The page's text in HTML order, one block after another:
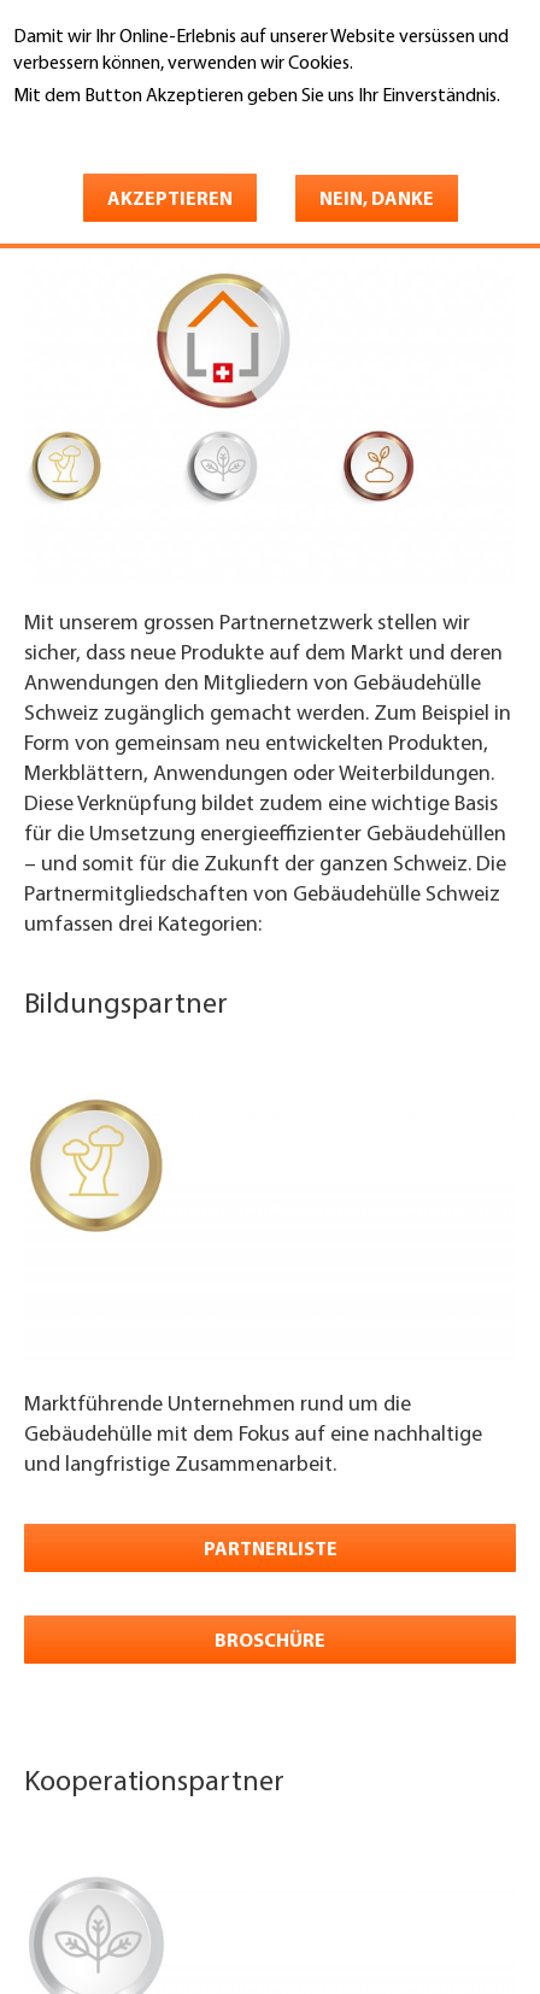
Damit wir Ihr Online-Erlebnis auf unserer Website versüssen und
verbessern können, verwenden wir Cookies.
Mit dem Button Akzeptieren geben Sie uns Ihr Einverständnis.
AKZEPTIEREN NEIN, DANKE
zum
Inhalt
Verbunden mit der Industrie
Mit unserem grossen Partnernetzwerk stellen wir
sicher, dass neue Produkte auf dem Markt und deren
Anwendungen den Mitgliedern von Gebäudehülle
Schweiz zugänglich gemacht werden. Zum Beispiel in
Form von gemeinsam neu entwickelten Produkten,
Merkblättern, Anwendungen oder Weiterbildungen.
Diese Verknüpfung bildet zudem eine wichtige Basis
für die Umsetzung energieeffizienter Gebäudehüllen
– und somit für die Zukunft der ganzen Schweiz. Die
Partnermitgliedschaften von Gebäudehülle Schweiz
umfassen drei Kategorien:
Bildungspartner
Marktführende Unternehmen rund um die
Gebäudehülle mit dem Fokus auf eine nachhaltige
und langfristige Zusammenarbeit.
PARTNERLISTE
BROSCHÜRE
Kooperationspartner